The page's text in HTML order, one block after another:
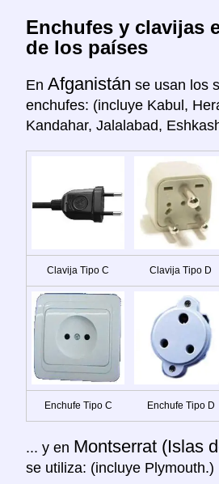
Enchufes y clavijas
de los países
En Afganistán se usan los
enchufes: (incluye Kabul,
Kandahar, Jalalabad,
Clavija Tipo C Clavija Tipo D
Enchufe Tipo C Enchufe Tipo D
... y en Montserrat (Islas
se utiliza: (incluye Plymouth.)